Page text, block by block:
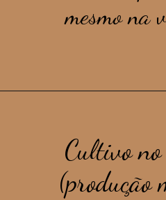
mesmo na
Cultivo
(produção